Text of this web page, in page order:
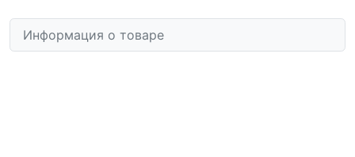
Информация о товаре